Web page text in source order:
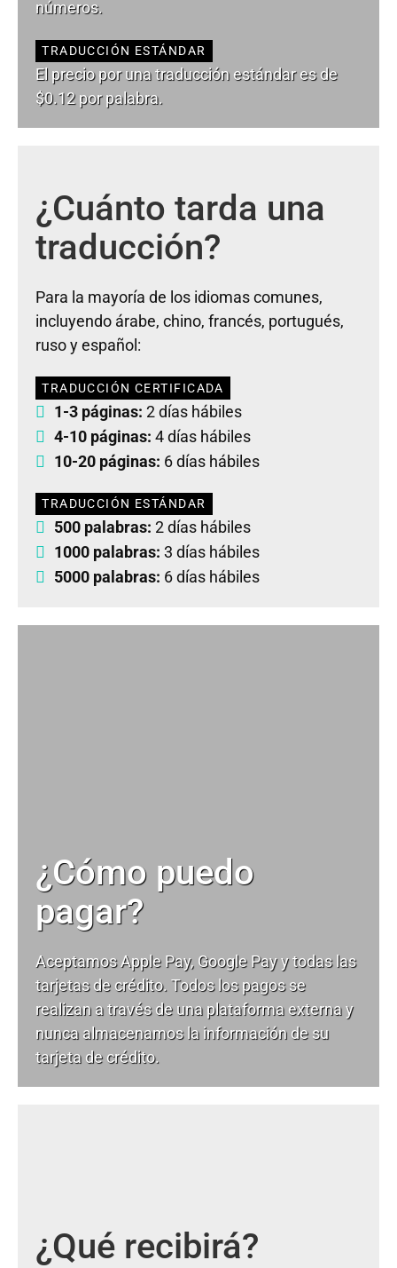
números.
TRADUCCIÓN ESTÁNDAR
El precio por una traducción estándar es de
$0.12 por palabra.
¿Cuánto tarda una
traducción?
Para la mayoría de los idiomas comunes,
incluyendo árabe, chino, francés, portugués,
ruso y español:
TRADUCCIÓN CERTIFICADA
1-3 páginas: 2 días hábiles
4-10 páginas: 4 días hábiles
10-20 páginas: 6 días hábiles
TRADUCCIÓN ESTÁNDAR
500 palabras: 2 días hábiles
1000 palabras: 3 días hábiles
5000 palabras: 6 días hábiles
¿Cómo puedo
pagar?
Aceptamos Apple Pay, Google Pay y todas las
tarjetas de crédito. Todos los pagos se
realizan a través de una plataforma externa y
nunca almacenamos la información de su
tarjeta de crédito.
¿Qué recibirá?